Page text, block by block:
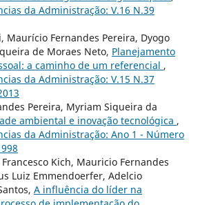
da Administração: V.16 N.39
Maurício Fernandes Pereira, Dyogo
de Moraes Neto, Planejamento
a caminho de um referencial ,
da Administração: V.15 N.37
Pereira, Myriam Siqueira da
ambiental e inovação tecnológica ,
da Administração: Ano 1 - Número
Kich, Mauricio Fernandes
Luiz Emmendoerfer, Adelcio
A influência do líder na